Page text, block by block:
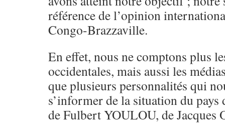
référence de l’opinion
Congo-Brazzaville.
En effet, nous ne comptons plus
occidentales, mais aussi les
que plusieurs personnalités qui
s’informer de la situation du
de Fulbert YOULOU, de Jacques